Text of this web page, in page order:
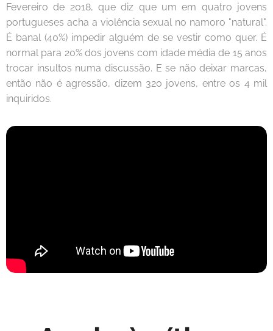
Fevereiro de 2018, que diz que um em quatro jovens
portugueses acha a violência sexual no namoro "natural".
É banal (40%) impedir alguém de se vestir como quer. É
normal para 20% dos jovens com idade média de 15 anos
trocar insultos numa discussão. E se não deixar marcas,
então não é agressão, dizem 320 jovens, entre os 4 mil
inquiridos.